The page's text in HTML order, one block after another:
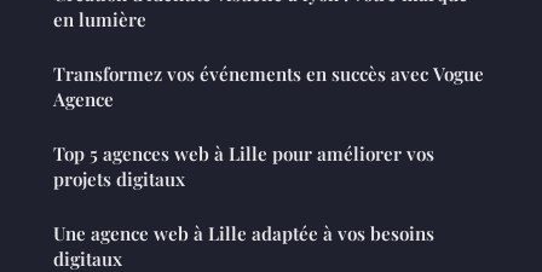
en lumière
Transformez vos événements en succès avec Vogue
Agence
Top 5 agences web à Lille pour améliorer vos
projets digitaux
Une agence web à Lille adaptée à vos besoins
digitaux